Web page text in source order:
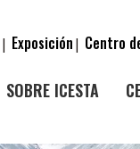
| Exposición| Centro
SOBRE ICESTA